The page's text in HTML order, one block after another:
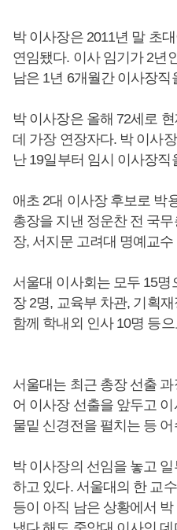
박 이사장은 2011년 말 초
연임됐다. 이사 임기가 2년
남은 1년 6개월간 이사장직
박 이사장은 올해 72세로
데 가장 연장자다. 박 이사
난 19일부터 임시 이사장직
애초 2대 이사장 후보로 박
총장을 지낸 정운찬 전 국
장, 서지문 고려대 명예교
서울대 이사회는 모두 15
장 2명, 교육부 차관, 기획
함께 학내외 인사 10명 등
서울대는 최근 총장 선출 과
어 이사장 선출을 앞두고
물밑 신경전을 펼치는 등
박 이사장의 선임을 놓고
하고 있다. 서울대의 한 교
등이 아직 남은 상황에서